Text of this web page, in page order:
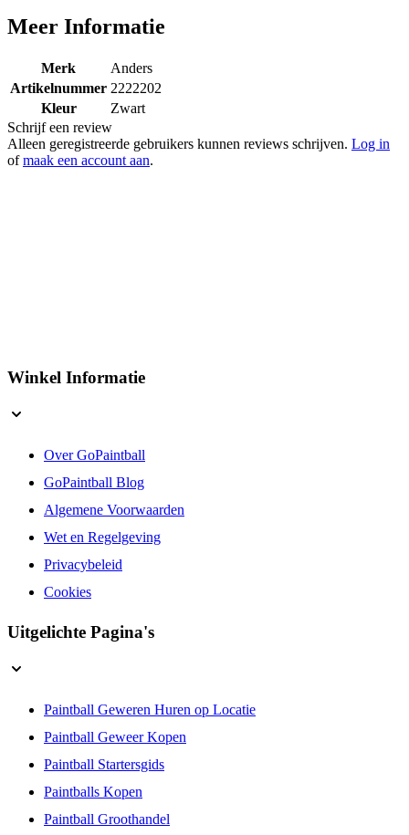
Meer Informatie
Merk
Anders
Artikelnummer 2222202
Kleur
Zwart
Schrijf een review
Alleen geregistreerde gebruikers kunnen reviews schrijven. Log in
ofmaak een account aan.
Winkel Informatie
Over GoPaintball
GoPaintball Blog
Algemene Voorwaarden
Wet en Regelgeving
Privacybeleid
Cookies
Uitgelichte Pagina's
Paintball Geweren Huren op Locatie
Paintball Geweer Kopen
Paintball Startersgids
Paintballs Kopen
Paintball Groothandel